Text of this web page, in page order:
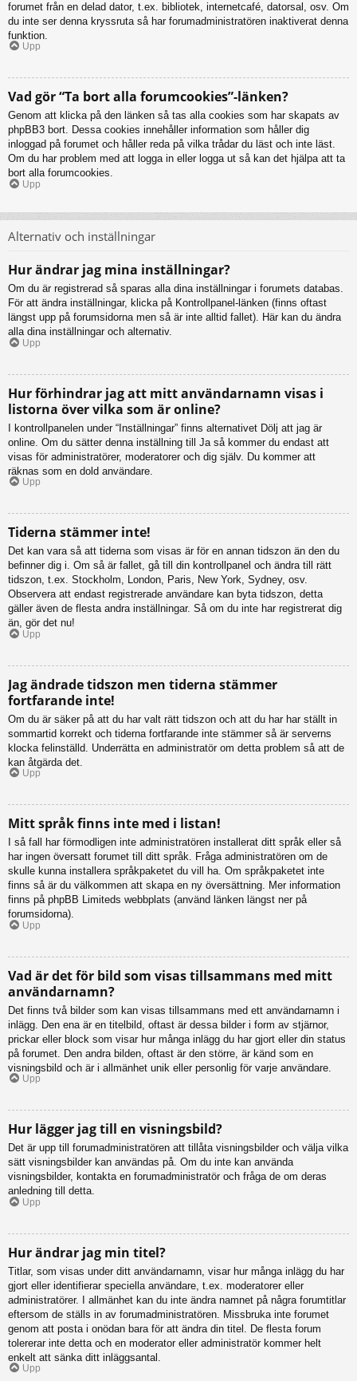
forumet från en delad dator, t.ex. bibliotek, internetcafé, datorsal, osv. Om
du inte ser denna kryssruta så har forumadministratören inaktiverat denna
funktion.
Upp
Vad gör “Ta bort alla forumcookies”-länken?
Genom att klicka på den länken så tas alla cookies som har skapats av
phpBB3 bort. Dessa cookies innehåller information som håller dig
inloggad på forumet och håller reda på vilka trådar du läst och inte läst.
Om du har problem med att logga in eller logga ut så kan det hjälpa att ta
bort alla forumcookies.
Upp
Alternativ och inställningar
Hur ändrar jag mina inställningar?
Om du är registrerad så sparas alla dina inställningar i forumets databas.
För att ändra inställningar, klicka på Kontrollpanel-länken (finns oftast
längst upp på forumsidorna men så är inte alltid fallet). Här kan du ändra
alla dina inställningar och alternativ.
Upp
Hur förhindrar jag att mitt användarnamn visas i
listorna över vilka som är online?
I kontrollpanelen under “Inställningar” finns alternativet Dölj att jag är
online. Om du sätter denna inställning till Ja så kommer du endast att
visas för administratörer, moderatorer och dig själv. Du kommer att
räknas som en dold användare.
Upp
Tiderna stämmer inte!
Det kan vara så att tiderna som visas är för en annan tidszon än den du
befinner dig i. Om så är fallet, gå till din kontrollpanel och ändra till rätt
tidszon, t.ex. Stockholm, London, Paris, New York, Sydney, osv.
Observera att endast registrerade användare kan byta tidszon, detta
gäller även de flesta andra inställningar. Så om du inte har registrerat dig
än, gör det nu!
Upp
Jag ändrade tidszon men tiderna stämmer
fortfarande inte!
Om du är säker på att du har valt rätt tidszon och att du har har ställt in
sommartid korrekt och tiderna fortfarande inte stämmer så är serverns
klocka felinställd. Underrätta en administratör om detta problem så att de
kan åtgärda det.
Upp
Mitt språk finns inte med i listan!
I så fall har förmodligen inte administratören installerat ditt språk eller så
har ingen översatt forumet till ditt språk. Fråga administratören om de
skulle kunna installera språkpaketet du vill ha. Om språkpaketet inte
finns så är du välkommen att skapa en ny översättning. Mer information
finns på phpBB Limiteds webbplats (använd länken längst ner på
forumsidorna).
Upp
Vad är det för bild som visas tillsammans med mitt
användarnamn?
Det finns två bilder som kan visas tillsammans med ett användarnamn i
inlägg. Den ena är en titelbild, oftast är dessa bilder i form av stjärnor,
prickar eller block som visar hur många inlägg du har gjort eller din status
på forumet. Den andra bilden, oftast är den större, är känd som en
visningsbild och är i allmänhet unik eller personlig för varje användare.
Upp
Hur lägger jag till en visningsbild?
Det är upp till forumadministratören att tillåta visningsbilder och välja vilka
sätt visningsbilder kan användas på. Om du inte kan använda
visningsbilder, kontakta en forumadministratör och fråga de om deras
anledning till detta.
Upp
Hur ändrar jag min titel?
Titlar, som visas under ditt användarnamn, visar hur många inlägg du har
gjort eller identifierar speciella användare, t.ex. moderatorer eller
administratörer. I allmänhet kan du inte ändra namnet på några forumtitlar
eftersom de ställs in av forumadministratören. Missbruka inte forumet
genom att posta i onödan bara för att ändra din titel. De flesta forum
tolererar inte detta och en moderator eller administratör kommer helt
enkelt att sänka ditt inläggsantal.
Upp